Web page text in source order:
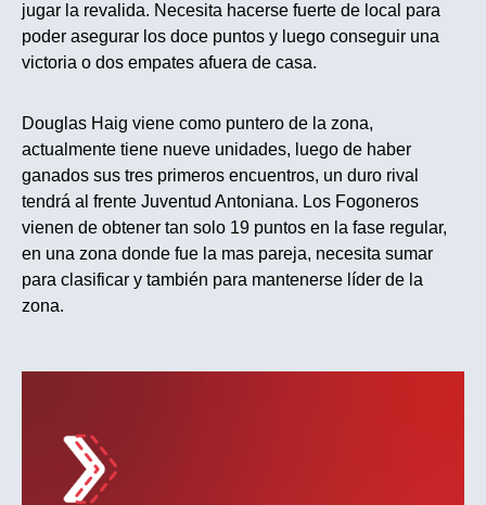
jugar la revalida. Necesita hacerse fuerte de local para
poder asegurar los doce puntos y luego conseguir una
victoria o dos empates afuera de casa.
Douglas Haig viene como puntero de la zona,
actualmente tiene nueve unidades, luego de haber
ganados sus tres primeros encuentros, un duro rival
tendrá al frente Juventud Antoniana. Los Fogoneros
vienen de obtener tan solo 19 puntos en la fase regular,
en una zona donde fue la mas pareja, necesita sumar
para clasificar y también para mantenerse líder de la
zona.